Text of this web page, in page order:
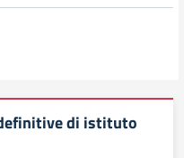
di istituto